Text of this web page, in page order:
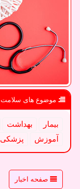
موضوع های سلامت
بیمار بهداشت
آموزش
پزشكی
صفحه اخبار